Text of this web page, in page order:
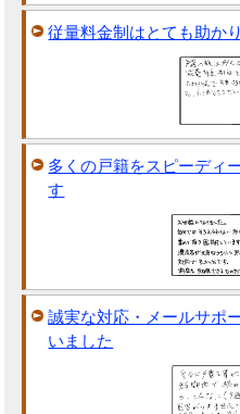
従量料金制はとても助か
多くの戸籍をスピーディ
す
誠実な対応・メールサポ
いました